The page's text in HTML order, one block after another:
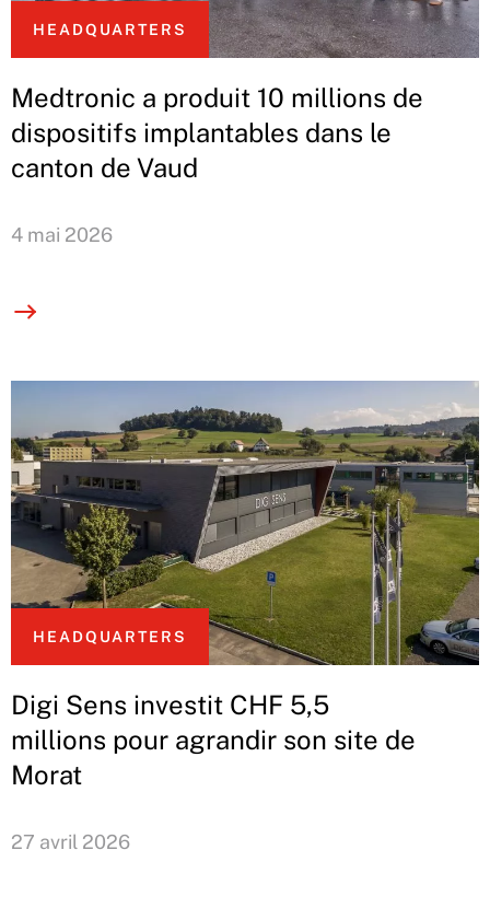
HEADQUARTERS
Medtronic a produit 10 millions de
dispositifs implantables dans le
canton de Vaud
4 mai 2026
HEADQUARTERS
Digi Sens investit CHF 5,5
millions pour agrandir son site de
Morat
27 avril 2026